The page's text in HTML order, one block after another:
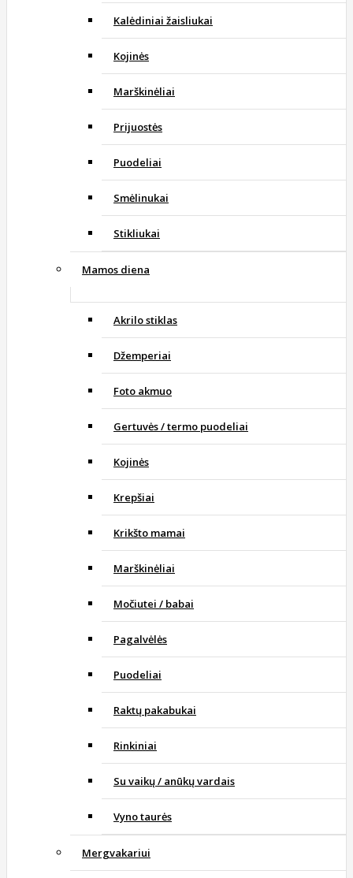
Kalėdiniai žaisliukai
Kojinės
Marškinėliai
Prijuostės
Puodeliai
Smėlinukai
Stikliukai
Mamos diena
Akrilo stiklas
Džemperiai
Foto akmuo
Gertuvės / termo puodeliai
Kojinės
Krepšiai
Krikšto mamai
Marškinėliai
Močiutei / babai
Pagalvėlės
Puodeliai
Raktų pakabukai
Rinkiniai
Su vaikų / anūkų vardais
Vyno taurės
Mergvakariui